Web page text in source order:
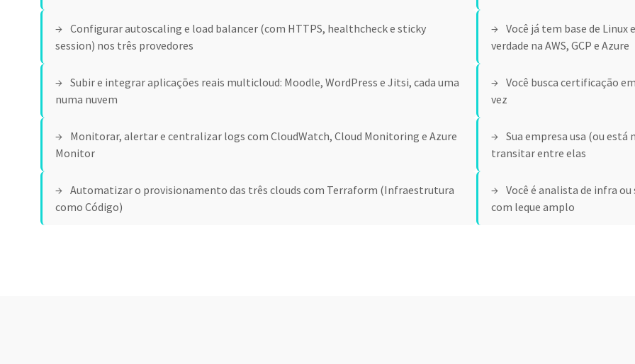
Configurar autoscaling e load balancer (com HTTPS, healthcheck e sticky
session) nos três provedores
Subir e integrar aplicações reais multicloud: Moodle, WordPress e Jitsi, cada uma
numa nuvem
Monitorar, alertar e centralizar logs com CloudWatch, Cloud Monitoring e Azure
Monitor
Automatizar o provisionamento das três clouds com Terraform (Infraestrutura
como Código)
Você já tem base de
verdade na AWS, GCP e Azure
Você busca certificação
vez
Sua empresa usa (ou está
transitar entre elas
Você é analista de infra
com leque amplo